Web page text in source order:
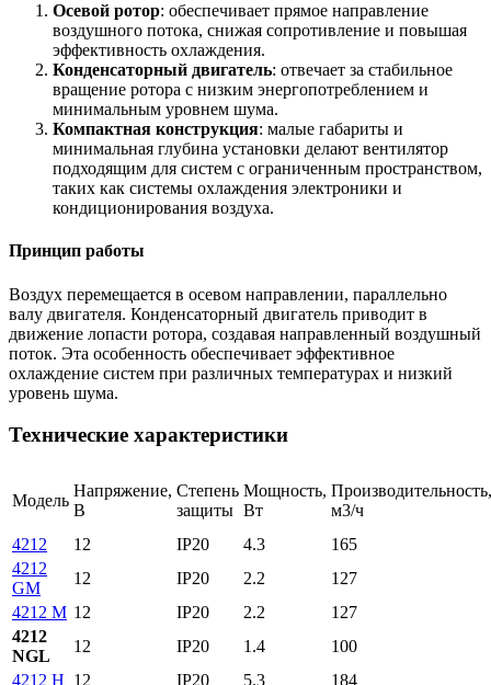
Осевой ротор: обеспечивает прямое направление
воздушного потока, снижая сопротивление и повышая
эффективность охлаждения.
Конденсаторный двигатель: отвечает за стабильное
вращение ротора с низким энергопотреблением и
минимальным уровнем шума.
Компактная конструкция: малые габариты и
минимальная глубина установки делают вентилятор
подходящим для систем с ограниченным пространством,
таких как системы охлаждения электроники и
кондиционирования воздуха.
Принцип работы
Воздух перемещается в осевом направлении, параллельно
валу двигателя. Конденсаторный двигатель приводит в
движение лопасти ротора, создавая направленный воздушный
поток. Эта особенность обеспечивает эффективное
охлаждение систем при различных температурах и низкий
уровень шума.
Технические характеристики
Модель
Напряжение,
В
Степень
защиты
Мощность,
Вт
Производительность,
м3/ч
4212
12 IP20 4.3
165
4212
GM
12 IP20 2.2
127
4212 M 12 IP20 2.2
127
4212
NGL
12 IP20 1.4
100
4212 H 12 IP20 5.3 184